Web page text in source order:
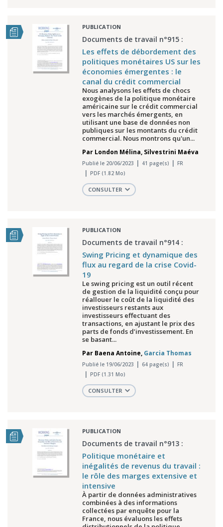
PUBLICATION
Documents de travail n°915 :
Les effets de débordement des
politiques monétaires US sur les
économies émergentes : le
canal du crédit commercial
Nous analysons les effets de chocs
exogènes de la politique monétaire
américaine sur le crédit commercial
vers les marchés émergents, en
utilisant une base de données non
publiques sur les montants du crédit
commercial. Nous montrons qu'un...
Par London Mélina, Silvestrini Maéva
Publié le 20/06/2023 41 page(s)
FR
PDF (1.82 Mo)
CONSULTER
PUBLICATION
Documents de travail n°914 :
Swing Pricing et dynamique des
flux au regard de la crise Covid-
19
Le swing pricing est un outil récent
de gestion de la liquidité conçu pour
réallouer le coût de la liquidité des
investisseurs restants aux
investisseurs effectuant des
transactions, en ajustant le prix des
parts de fonds d’investissement. En
se basant...
Par Baena Antoine, Garcia Thomas
Publié le 19/06/2023 64 page(s)
FR
PDF (1.31 Mo)
CONSULTER
PUBLICATION
Documents de travail n°913 :
Politique monétaire et
inégalités de revenus du travail :
le rôle des marges extensive et
intensive
À partir de données administratives
combinées à des informations
collectées par enquête pour la
France, nous évaluons les effets